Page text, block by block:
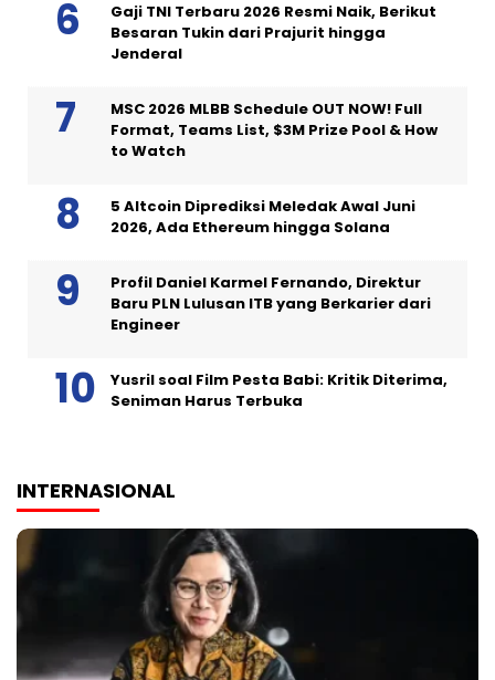
Gaji TNI Terbaru 2026 Resmi Naik, Berikut
Besaran Tukin dari Prajurit hingga
Jenderal
MSC 2026 MLBB Schedule OUT NOW! Full
Format, Teams List, $3M Prize Pool & How
to Watch
5 Altcoin Diprediksi Meledak Awal Juni
2026, Ada Ethereum hingga Solana
Profil Daniel Karmel Fernando, Direktur
Baru PLN Lulusan ITB yang Berkarier dari
Engineer
Yusril soal Film Pesta Babi: Kritik Diterima,
Seniman Harus Terbuka
INTERNASIONAL